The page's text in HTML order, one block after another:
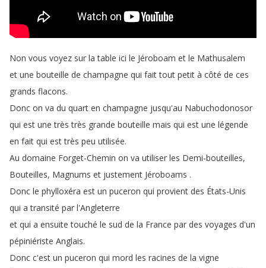
Non vous voyez sur la table ici le Jéroboam et le Mathusalem
et une bouteille de champagne qui fait tout petit à côté de ces
grands flacons.
Donc on va du quart en champagne jusqu'au Nabuchodonosor
qui est une très très grande bouteille mais qui est une légende
en fait qui est très peu utilisée.
Au domaine Forget-Chemin on va utiliser les Demi-bouteilles,
Bouteilles, Magnums et justement Jéroboams .
Donc le phylloxéra est un puceron qui provient des États-Unis
qui a transité par l'Angleterre
et qui a ensuite touché le sud de la France par des voyages d'un
pépiniériste Anglais.
Donc c'est un puceron qui mord les racines de la vigne